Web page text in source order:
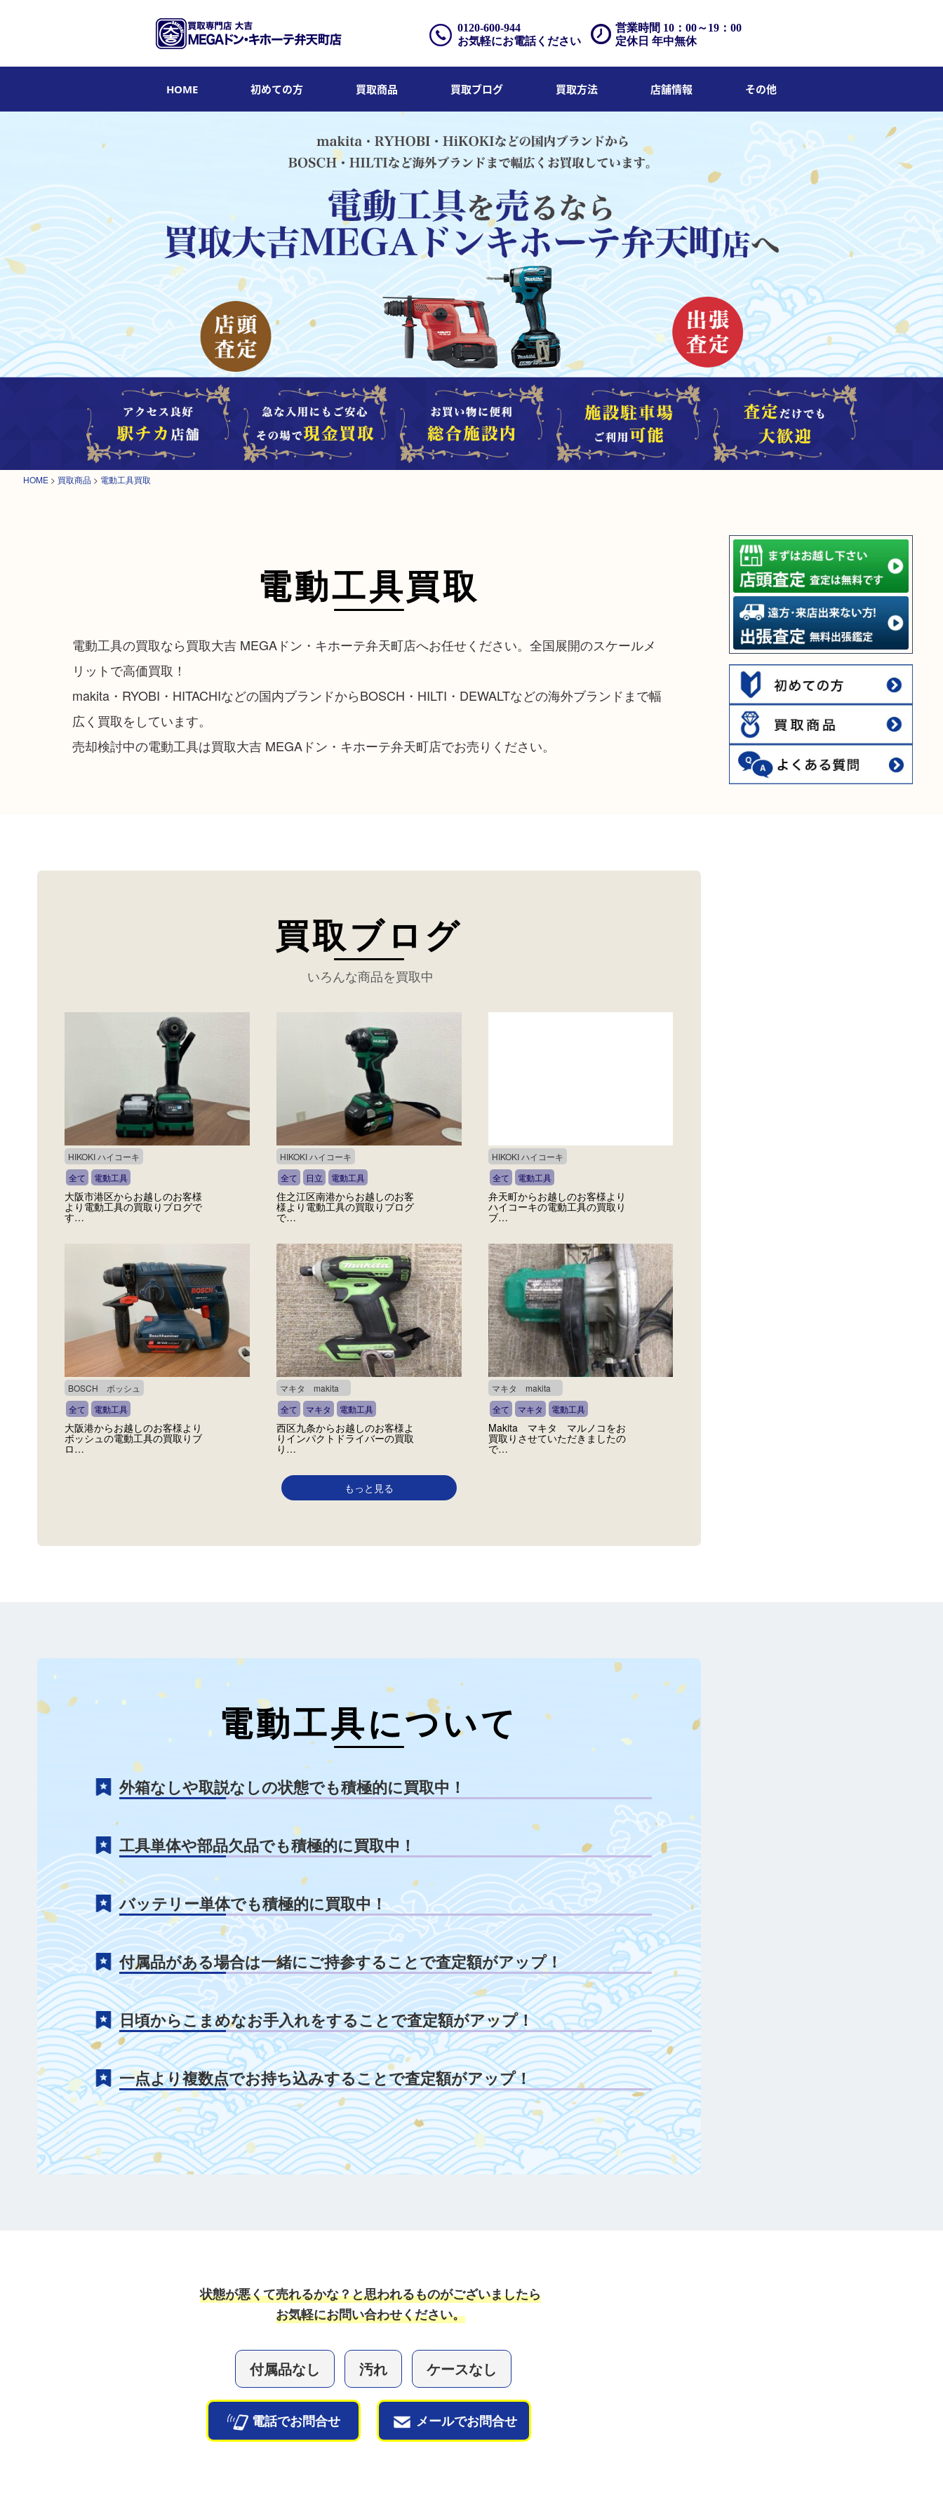
営業時間 10：00～19：00
定休日 年中無休
0120-600-944
お気軽にお電話ください
HOME 初めての方 買取商品 買取ブログ 買取方法 店舗情報 その他
HOME > 買取商品 > 電動工具買取
電動工具買取
電動工具の買取なら買取大吉 MEGAドン・キホーテ弁天町店へお任せください。全国展開のスケールメ
リットで高価買取！
makita・RYOBI・HITACHIなどの国内ブランドからBOSCH・HILTI・DEWALTなどの海外ブランドまで幅
広く買取をしています。
売却検討中の電動工具は買取大吉 MEGAドン・キホーテ弁天町店でお売りください。
買取ブログ
いろんな商品を買取中
HIKOKI ハイコーキ
全て
電動工具
大阪市港区からお越しのお客様
より電動工具の買取りブログで
す…
HIKOKI ハイコーキ
全て
日立 電動工具
住之江区南港からお越しのお客
様より電動工具の買取りブログ
で…
HIKOKI ハイコーキ
全て
電動工具
弁天町からお越しのお客様より
ハイコーキの電動工具の買取り
ブ…
BOSCH ボッシュ
全て
電動工具
大阪港からお越しのお客様より
ボッシュの電動工具の買取りブ
ロ…
マキタ makita
全て
マキタ 電動工具
西区九条からお越しのお客様よ
りインパクトドライバーの買取
り…
マキタ makita
全て
マキタ 電動工具
Makita マキタ マルノコをお
買取りさせていただきましたの
で…
もっと見る
電動工具について
外箱なしや取説なしの状態でも積極的に買取中！
工具単体や部品欠品でも積極的に買取中！
バッテリー単体でも積極的に買取中！
付属品がある場合は一緒にご持参することで査定額がアップ！
日頃からこまめなお手入れをすることで査定額がアップ！
一点より複数点でお持ち込みすることで査定額がアップ！
状態が悪くて売れるかな？と思われるものがございましたら
お気軽にお問い合わせください。
付属品なし 汚れ ケースなし
電話でお問合せ メールでお問合せ